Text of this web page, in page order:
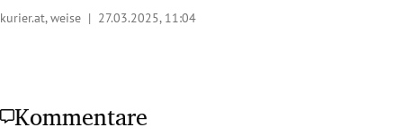
kurier.at, weise | 27.03.2025, 11:04
Kommentare